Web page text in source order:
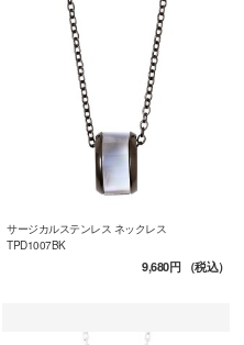
サージカルステンレス ネックレス
TPD1007BK
9,680円（税込）